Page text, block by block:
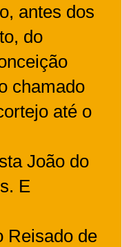
antes dos
do
chamado
até o
João do
E
Reisado de